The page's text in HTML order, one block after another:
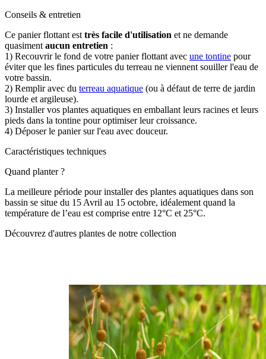
Conseils & entretien
Ce panier flottant est très facile d'utilisation et ne demande
quasiment aucun entretien :
1) Recouvrir le fond de votre panier flottant avec une tontine pour
éviter que les fines particules du terreau ne viennent souiller l'eau de
votre bassin.
2) Remplir avec du terreau aquatique (ou à défaut de terre de jardin
lourde et argileuse).
3) Installer vos plantes aquatiques en emballant leurs racines et leurs
pieds dans la tontine pour optimiser leur croissance.
4) Déposer le panier sur l'eau avec douceur.
Caractéristiques techniques
Quand planter ?
La meilleure période pour installer des plantes aquatiques dans son
bassin se situe du 15 Avril au 15 octobre, idéalement quand la
température de l’eau est comprise entre 12°C et 25°C.
Découvrez d'autres plantes de notre collection